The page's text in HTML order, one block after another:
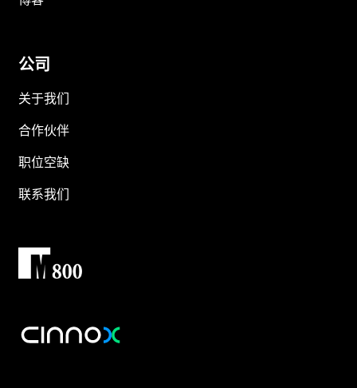
公司
关于我们
合作伙伴
职位空缺
联系我们